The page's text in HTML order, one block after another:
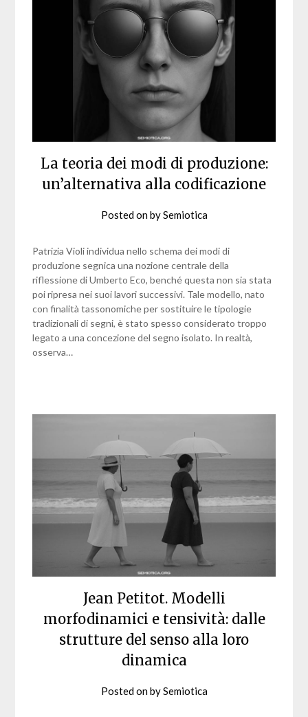
La teoria dei modi di produzione:
un’alternativa alla codificazione
Posted onbySemiotica
Patrizia Violi individua nello schema dei modi di
produzione segnica una nozione centrale della
riflessione di Umberto Eco, benché questa non sia stata
poi ripresa nei suoi lavori successivi. Tale modello, nato
con finalità tassonomiche per sostituire le tipologie
tradizionali di segni, è stato spesso considerato troppo
legato a una concezione del segno isolato. In realtà,
osserva…
Jean Petitot. Modelli
morfodinamici e tensività: dalle
strutture del senso alla loro
dinamica
Posted onbySemiotica